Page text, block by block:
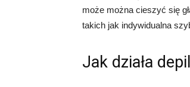
może można cieszyć się
takich jak indywidualna
Jak działa